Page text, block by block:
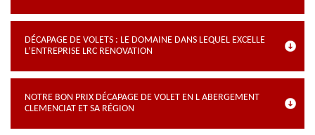
DÉCAPAGE DE VOLETS : LE DOMAINE DANS LEQUEL EXCELLE
L’ENTREPRISE LRC RENOVATION
NOTRE BON PRIX DÉCAPAGE DE VOLET EN L ABERGEMENT
CLEMENCIAT ET SA RÉGION